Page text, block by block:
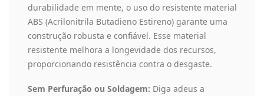
durabilidade em mente, o uso do resistente material
ABS (Acrilonitrila Butadieno Estireno) garante uma
construção robusta e confiável. Esse material
resistente melhora a longevidade dos recursos,
proporcionando resistência contra o desgaste.
Sem Perfuração ou Soldagem: Diga adeus a